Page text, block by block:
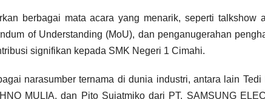
berbagai mata acara yang menarik, seperti talkshow
of Understanding (MoU), dan penganugerahan
signifikan kepada SMK Negeri 1 Cimahi.
narasumber ternama di dunia industri, antara lain
MULIA, dan Pito Sujatmiko dari PT. SAMSUNG